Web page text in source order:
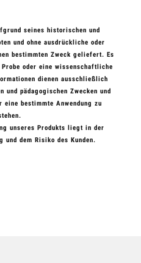
seines historischen und
und ohne ausdrückliche oder
bestimmten Zweck geliefert. Es
oder eine wissenschaftliche
dienen ausschließlich
pädagogischen Zwecken und
bestimmte Anwendung zu
unseres Produkts liegt in der
und dem Risiko des Kunden.